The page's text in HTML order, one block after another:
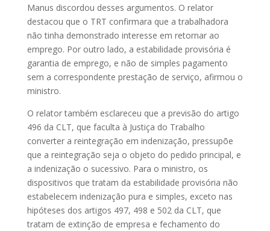
Manus discordou desses argumentos. O relator
destacou que o TRT confirmara que a trabalhadora
não tinha demonstrado interesse em retornar ao
emprego. Por outro lado, a estabilidade provisória é
garantia de emprego, e não de simples pagamento
sem a correspondente prestação de serviço, afirmou o
ministro.
O relator também esclareceu que a previsão do artigo
496 da CLT, que faculta à Justiça do Trabalho
converter a reintegração em indenização, pressupõe
que a reintegração seja o objeto do pedido principal, e
a indenização o sucessivo. Para o ministro, os
dispositivos que tratam da estabilidade provisória não
estabelecem indenização pura e simples, exceto nas
hipóteses dos artigos 497, 498 e 502 da CLT, que
tratam de extinção de empresa e fechamento do